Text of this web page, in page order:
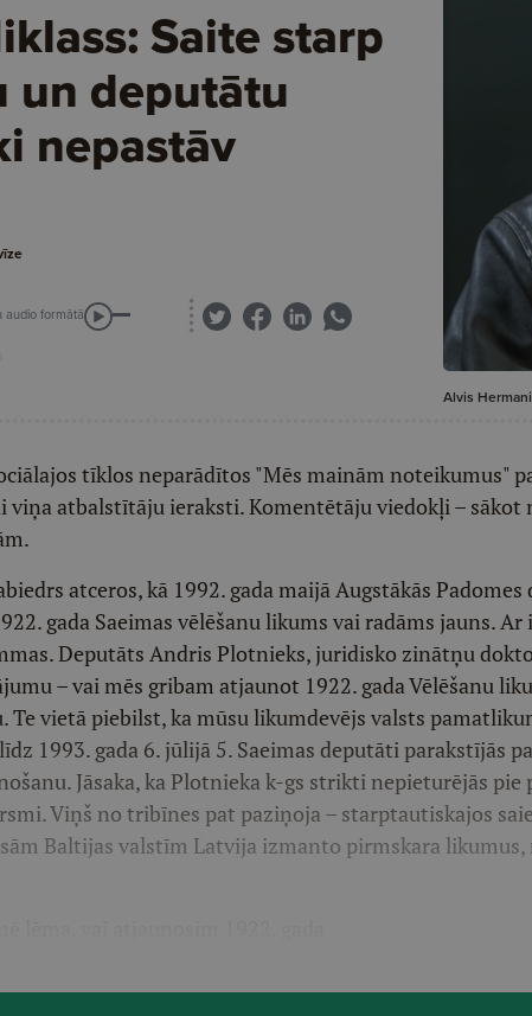
Saite starp
un deputātu
nepastāv
audio formātā
Alvis
tīklos neparādītos "Mēs mainām noteikumus"
viņa atbalstītāju ieraksti. Komentētāju viedokļi – sākot
atceros, kā 1992. gada maijā Augstākās
gada Saeimas vēlēšanu likums vai radāms jauns.
Deputāts Andris Plotnieks, juridisko zinātņu
– vai mēs gribam atjaunot 1922. gada Vēlēšanu
Te vietā piebilst, ka mūsu likumdevējs valsts
1993. gada 6. jūlijā 5. Saeimas deputāti parakstījās
Jāsaka, ka Plotnieka k-gs strikti nepieturējās pie
Viņš no tribīnes pat paziņoja – starptautiskajos
Baltijas valstīm Latvija izmanto pirmskara